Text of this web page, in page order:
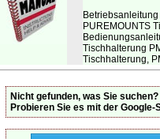
PUREMOUNTS
Tischhalterung
Tischhalterung,
Nicht gefunden, was Sie suchen?
Probieren Sie es mit der Google-